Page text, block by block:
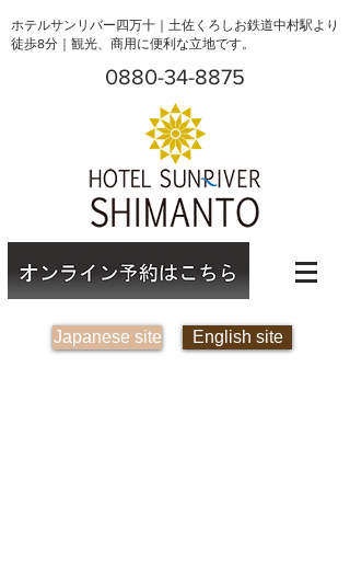
ホテルサンリバー四万十｜土佐くろしお鉄道中村駅より
徒歩8分｜観光、商用に便利な立地です。
0880-34-8875
Japanese site English site